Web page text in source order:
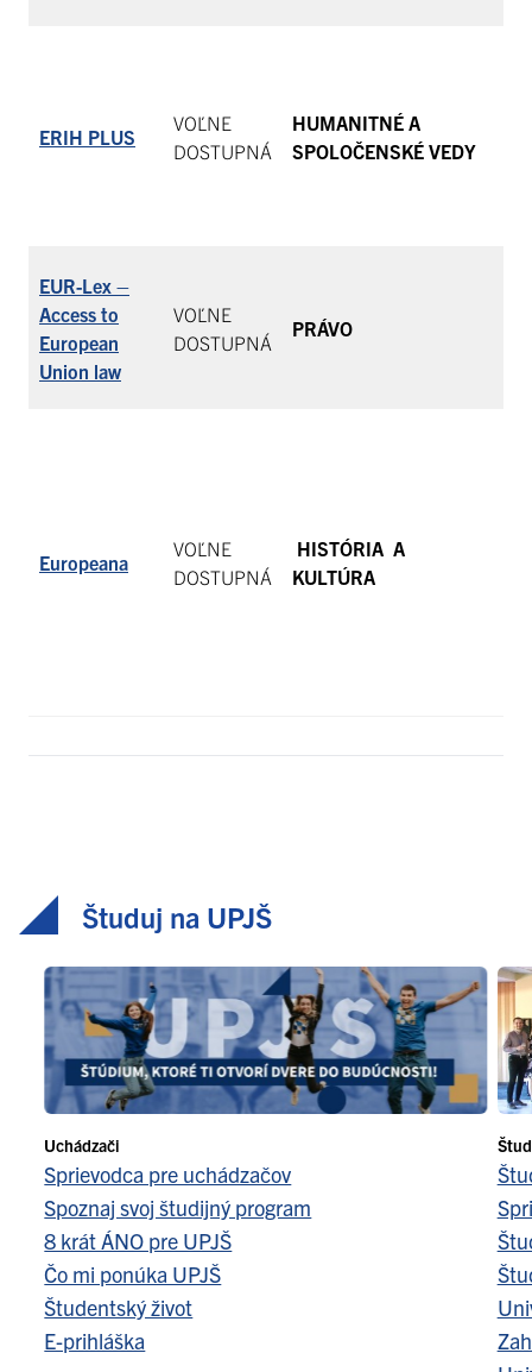
ERIH PLUS
VOĽNE
DOSTUPNÁ
HUMANITNÉ A
SPOLOČENSKÉ VEDY
EUR-Lex –
Access to
European
Union law
VOĽNE
DOSTUPNÁ
PRÁVO
Europeana
VOĽNE
DOSTUPNÁ
HISTÓRIA A
KULTÚRA
Študuj na UPJŠ
Uchádzači
Sprievodca pre uchádzačov
Spoznaj svoj študijný program
8 krát ÁNO pre UPJŠ
Čo mi ponúka UPJŠ
Študentský život
E-prihláška